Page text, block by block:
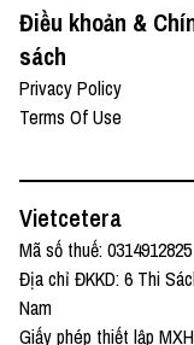
Điều khoản &
sách
Privacy Policy
Terms Of Use
Vietcetera
Mã số thuế: 0314912825
Địa chỉ ĐKKD: 6 Thi
Nam
Giấy phép thiết lập